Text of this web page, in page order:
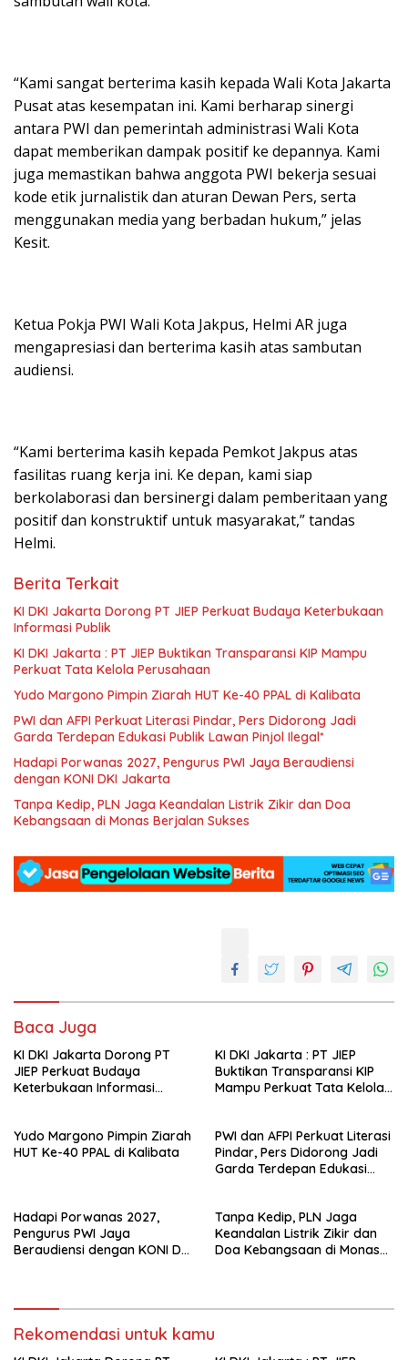
“Kami sangat berterima kasih kepada Wali Kota Jakarta
Pusat atas kesempatan ini. Kami berharap sinergi
antara PWI dan pemerintah administrasi Wali Kota
dapat memberikan dampak positif ke depannya. Kami
juga memastikan bahwa anggota PWI bekerja sesuai
kode etik jurnalistik dan aturan Dewan Pers, serta
menggunakan media yang berbadan hukum,” jelas
Kesit.
Ketua Pokja PWI Wali Kota Jakpus, Helmi AR juga
mengapresiasi dan berterima kasih atas sambutan
audiensi.
“Kami berterima kasih kepada Pemkot Jakpus atas
fasilitas ruang kerja ini. Ke depan, kami siap
berkolaborasi dan bersinergi dalam pemberitaan yang
positif dan konstruktif untuk masyarakat,” tandas
Helmi.
Berita Terkait
KI DKI Jakarta Dorong PT JIEP Perkuat Budaya Keterbukaan
Informasi Publik
KI DKI Jakarta : PT JIEP Buktikan Transparansi KIP Mampu
Perkuat Tata Kelola Perusahaan
Yudo Margono Pimpin Ziarah HUT Ke-40 PPAL di Kalibata
PWI dan AFPI Perkuat Literasi Pindar, Pers Didorong Jadi
Garda Terdepan Edukasi Publik Lawan Pinjol Ilegal*
Hadapi Porwanas 2027, Pengurus PWI Jaya Beraudiensi
dengan KONI DKI Jakarta
Tanpa Kedip, PLN Jaga Keandalan Listrik Zikir dan Doa
Kebangsaan di Monas Berjalan Sukses
Baca Juga
KI DKI Jakarta Dorong PT
JIEP Perkuat Budaya
Keterbukaan Informasi
KI DKI Jakarta : PT JIEP
Buktikan Transparansi KIP
Mampu Perkuat Tata Kelola
Yudo Margono Pimpin Ziarah
HUT Ke-40 PPAL di Kalibata
PWI dan AFPI Perkuat Literasi
Pindar, Pers Didorong Jadi
Garda Terdepan Edukasi
Hadapi Porwanas 2027,
Pengurus PWI Jaya
Beraudiensi dengan KONI DKI
Tanpa Kedip, PLN Jaga
Keandalan Listrik Zikir dan
Doa Kebangsaan di Monas
Rekomendasi untuk kamu